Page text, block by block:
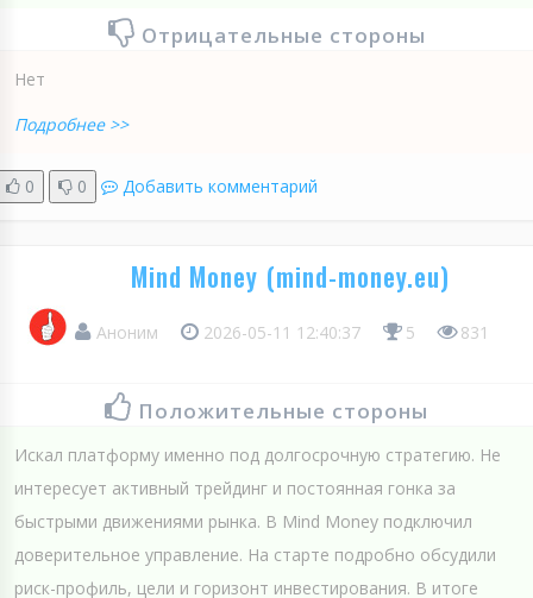
Отрицательные стороны
Нет
Подробнее >>
0 0 Добавить комментарий
Mind Money (mind-money.eu)
Аноним 2026-05-11 12:40:37 5 831
Положительные стороны
Искал платформу именно под долгосрочную стратегию. Не
интересует активный трейдинг и постоянная гонка за
быстрыми движениями рынка. В Mind Money подключил
доверительное управление. На старте подробно обсудили
риск-профиль, цели и горизонт инвестирования. В итоге